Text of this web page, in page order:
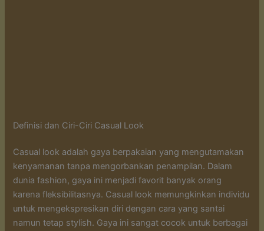
Definisi dan Ciri-Ciri Casual Look
Casual look adalah gaya berpakaian yang mengutamakan
kenyamanan tanpa mengorbankan penampilan. Dalam
dunia fashion, gaya ini menjadi favorit banyak orang
karena fleksibilitasnya. Casual look memungkinkan individu
untuk mengekspresikan diri dengan cara yang santai
namun tetap stylish. Gaya ini sangat cocok untuk berbagai